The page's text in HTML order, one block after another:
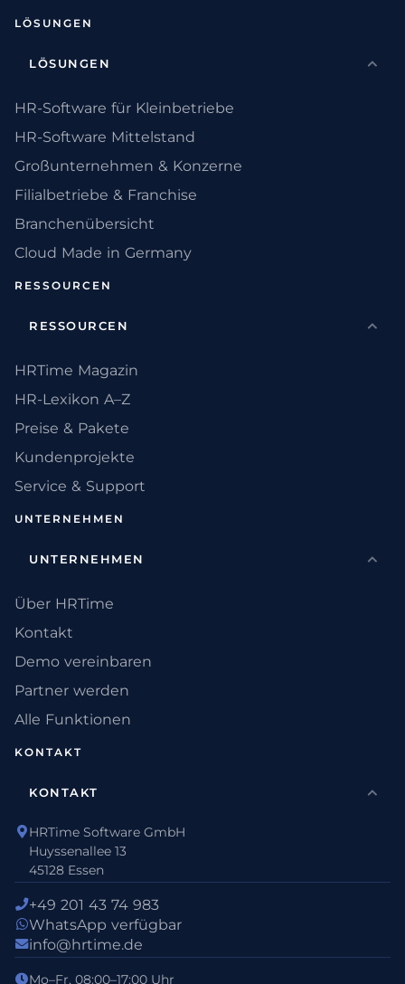
LÖSUNGEN
LÖSUNGEN
HR-Software für Kleinbetriebe
HR-Software Mittelstand
Großunternehmen & Konzerne
Filialbetriebe & Franchise
Branchenübersicht
Cloud Made in Germany
RESSOURCEN
RESSOURCEN
HRTime Magazin
HR-Lexikon A–Z
Preise & Pakete
Kundenprojekte
Service & Support
UNTERNEHMEN
UNTERNEHMEN
Über HRTime
Kontakt
Demo vereinbaren
Partner werden
Alle Funktionen
KONTAKT
KONTAKT
HRTime Software GmbH
Huyssenallee 13
45128 Essen
+49 201 43 74 983
WhatsApp verfügbar
info@hrtime.de
Mo–Fr, 08:00–17:00 Uhr